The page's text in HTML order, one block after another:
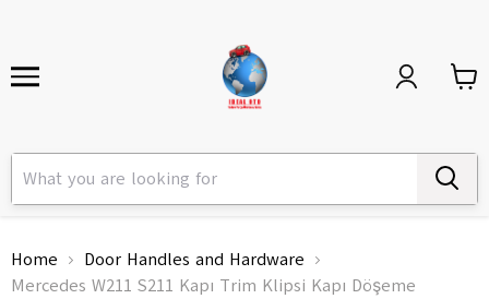
Home
Door Handles and Hardware
Mercedes W211 S211 Kapı Trim Klipsi Kapı Döşeme